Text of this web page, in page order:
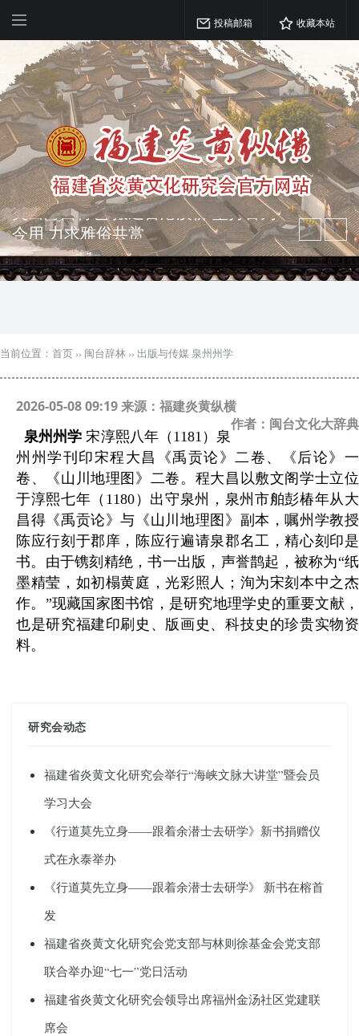
投稿邮箱 收藏本站
弘扬优秀文化 振奋民族精神 介绍民族
瑰宝 宣传中华精英
突出海西特色 报道台港澳侨 坚持古为
当前位置： 首页 ›› 闽台辞林 ›› 出版与传媒 泉州州学
2026-05-08 09:19 来源：福建炎黄纵横
作者：闽台文化大辞典
泉州州学宋淳熙八年（ 1181 ） 泉
州州学刊印宋程大昌《禹贡论》二卷、《后论》一
卷、《山川地理图》二卷。程大昌以敷文阁学士立位
于淳熙七年（ 1180 ）出守泉州，泉州市舶彭椿年从大
昌得《禹贡论》与《山川地理图》副本，嘱州学教授
陈应行刻于郡庠，陈应行遍请泉郡名工，精心刻印是
书。由于镌刻精绝，书一出版，声誉鹊起，被称为“纸
墨精莹，如初榻黄庭，光彩照人；洵为宋刻本中之杰
作。”现藏国家图书馆，是研究地理学史的重要文献，
也是研究福建印刷史、版画史、科技史的珍贵实物资
料。
研究会动态
福建省炎黄文化研究会举行“海峡文脉大讲堂”暨会员
学习大会
《行道莫先立身——跟着余潜士去研学》新书捐赠仪
式在永泰举办
《行道莫先立身——跟着余潜士去研学》 新书在榕首
发
福建省炎黄文化研究会党支部与林则徐基金会党支部
联合举办迎“七一”党日活动
福建省炎黄文化研究会领导出席福州金汤社区党建联
席会